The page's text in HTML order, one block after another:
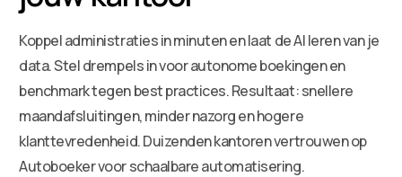
Koppel administraties in minuten en laat de AI leren van je
data. Stel drempels in voor autonome boekingen en
benchmark tegen best practices. Resultaat: snellere
maandafsluitingen, minder nazorg en hogere
klanttevredenheid. Duizenden kantoren vertrouwen op
Autoboeker voor schaalbare automatisering.